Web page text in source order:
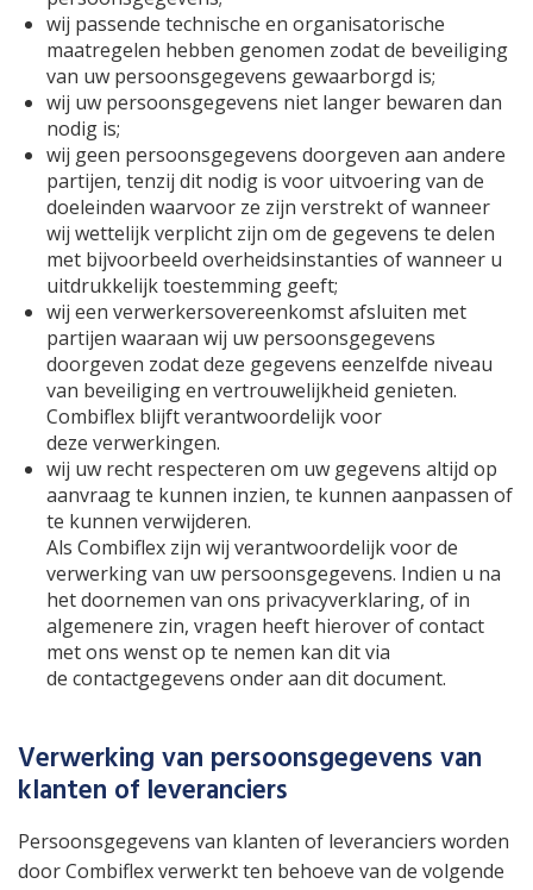
wij passende technische en organisatorische
maatregelen hebben genomen zodat de beveiliging
van uw persoonsgegevens gewaarborgd is;
wij uw persoonsgegevens niet langer bewaren dan
nodig is;
wij geen persoonsgegevens doorgeven aan andere
partijen, tenzij dit nodig is voor uitvoering van de
doeleinden waarvoor ze zijn verstrekt of wanneer
wij wettelijk verplicht zijn om de gegevens te delen
met bijvoorbeeld overheidsinstanties of wanneer u
uitdrukkelijk toestemming geeft;
wij een verwerkersovereenkomst afsluiten met
partijen waaraan wij uw persoonsgegevens
doorgeven zodat deze gegevens eenzelfde niveau
van beveiliging en vertrouwelijkheid genieten.
Combiflex blijft verantwoordelijk voor
deze verwerkingen.
wij uw recht respecteren om uw gegevens altijd op
aanvraag te kunnen inzien, te kunnen aanpassen of
te kunnen verwijderen.
Als Combiflex zijn wij verantwoordelijk voor de
verwerking van uw persoonsgegevens. Indien u na
het doornemen van ons privacyverklaring, of in
algemenere zin, vragen heeft hierover of contact
met ons wenst op te nemen kan dit via
de contactgegevens onder aan dit document.
Verwerking van persoonsgegevens van
klanten of leveranciers
Persoonsgegevens van klanten of leveranciers worden
door Combiflex verwerkt ten behoeve van de volgende